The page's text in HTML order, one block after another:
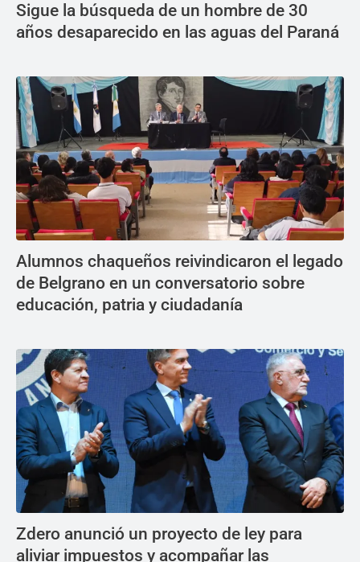
Sigue la búsqueda de un hombre de 30
años desaparecido en las aguas del Paraná
Alumnos chaqueños reivindicaron el legado
de Belgrano en un conversatorio sobre
educación, patria y ciudadanía
Zdero anunció un proyecto de ley para
aliviar impuestos y acompañar las